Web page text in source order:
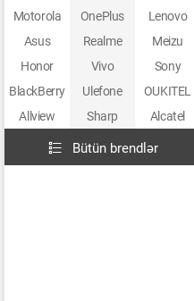
Motorola
OnePlus Lenovo
Asus
Realme Meizu
Honor
Vivo Sony
BlackBerry
Ulefone OUKITEL
Allview
Sharp Alcatel
Bütün brendlər